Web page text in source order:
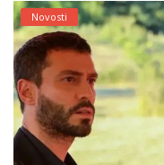
Home
Novosti
TV Serije
Filmovi
Novosti